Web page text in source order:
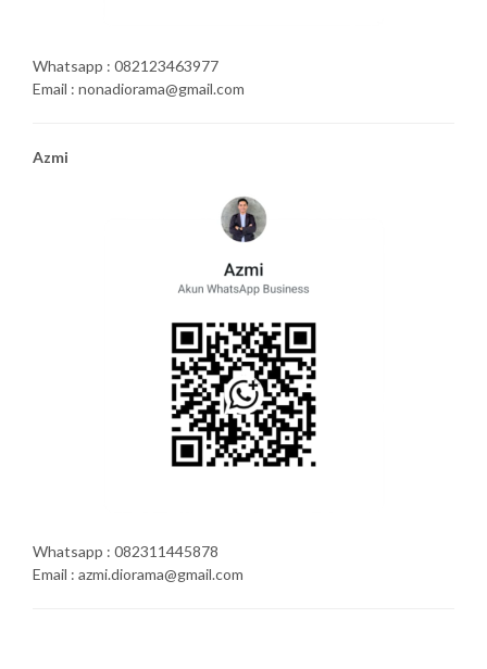
Whatsapp : 082123463977
Email : nonadiorama@gmail.com
Azmi
Whatsapp : 082311445878
Email : azmi.diorama@gmail.com